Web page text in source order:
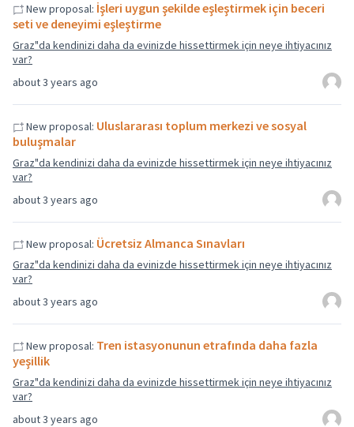
about 3 years ago
New proposal: İşleri uygun şekilde eşleştirmek için beceri
seti ve deneyimi eşleştirme
Graz"da kendinizi daha da evinizde hissettirmek için neye ihtiyacınız
var?
about 3 years ago
New proposal: Uluslararası toplum merkezi ve sosyal
buluşmalar
Graz"da kendinizi daha da evinizde hissettirmek için neye ihtiyacınız
var?
about 3 years ago
New proposal: Ücretsiz Almanca Sınavları
Graz"da kendinizi daha da evinizde hissettirmek için neye ihtiyacınız
var?
about 3 years ago
New proposal: Tren istasyonunun etrafında daha fazla
yeşillik
Graz"da kendinizi daha da evinizde hissettirmek için neye ihtiyacınız
var?